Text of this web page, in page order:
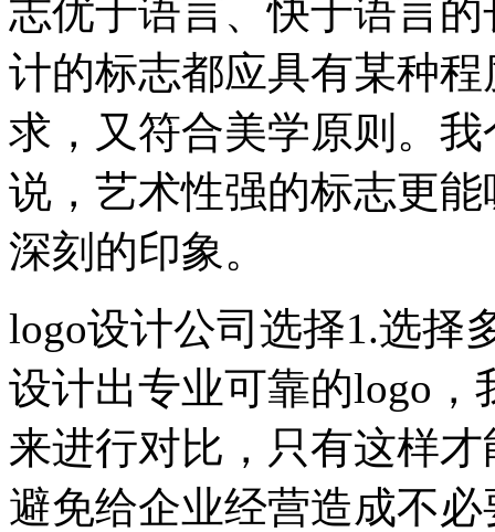
志优于语言、快于语言
计的标志都应具有某种
求，又符合美学原则。
说，艺术性强的标志更
深刻的印象。
logo设计公司选择1.选择
设计出专业可靠的logo
来进行对比，只有这样
避免给企业经营造成不